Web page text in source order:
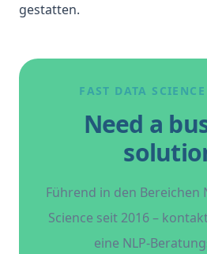
gestatten.
FAST DATA
Need a
Führend in den Bereichen
Science seit 2016 –
eine NLP-